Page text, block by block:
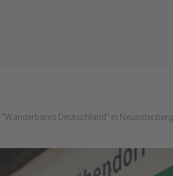
Deutschland" in Neuastenberg.